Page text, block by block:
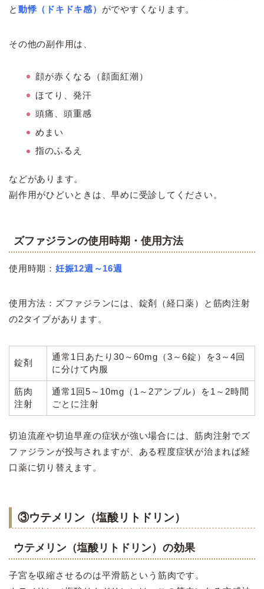
と 動悸（ドキドキ感） がでやすくなります。
その他の副作用は、
顔が赤くなる（顔面紅潮）
ほてり、発汗
頭痛、頭重感
めまい
指のふるえ
などがあります。
副作用がひどいときは、早めに受診してください。
ズファジランの使用時期・使用方法
使用時期： 妊娠12週～16週
使用方法：ズファジランには、錠剤（経口薬）と筋肉注射
の2タイプがあります。
錠剤
通常1日あたり30～60mg（3～6錠）を3～4回
に分けて内服
筋肉
注射
通常1回5～10mg（1～2アンプル）を1～2時間
ごとに注射
切迫流産や切迫早産の症状が強い場合には、筋肉注射でズ
ファジランが投与されますが、ある程度症状が治まれば経
口薬に切り替えます。
③ウテメリン（塩酸リトドリン）
ウテメリン（塩酸リトドリン）の効果
子宮を収縮させるのは平滑筋という筋肉です。